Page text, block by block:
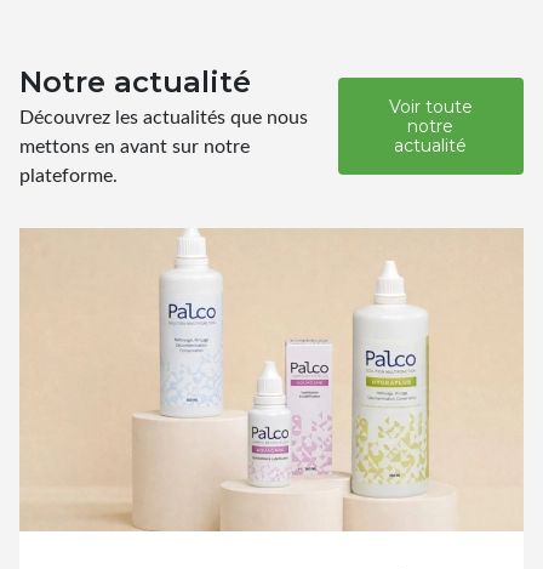
Notre actualité
Découvrez les actualités que nous
mettons en avant sur notre
plateforme.
Voir toute
notre
actualité